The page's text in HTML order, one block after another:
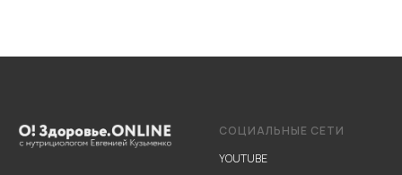
СОЦИАЛЬНЫЕ СЕТИ
YOUTUBE